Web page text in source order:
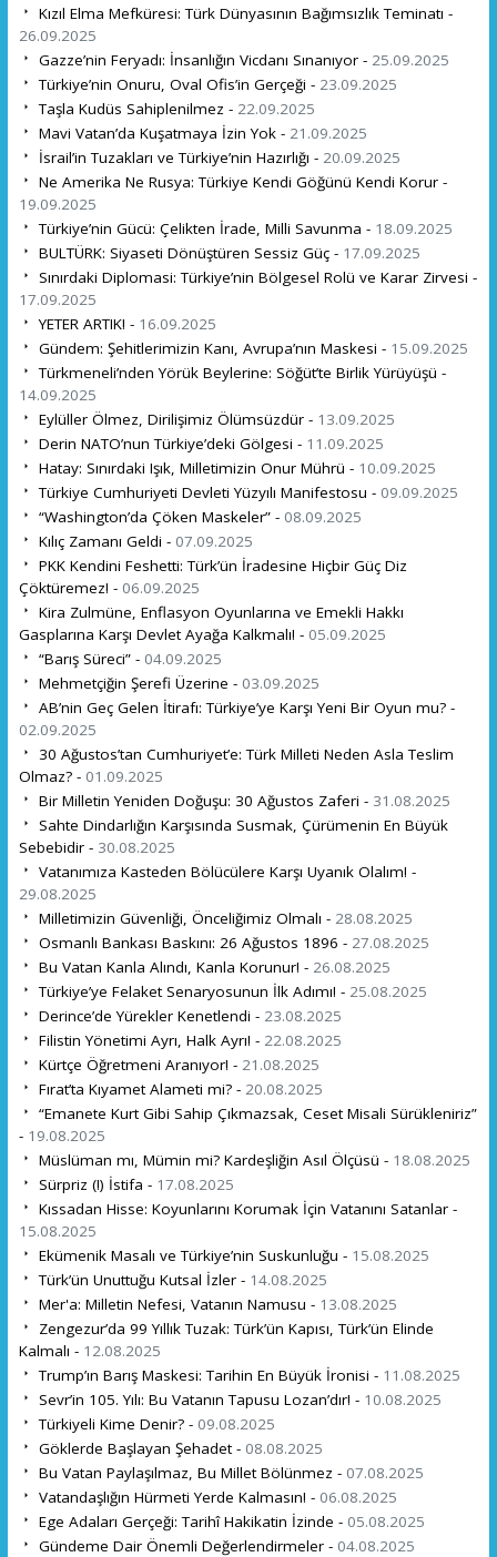
Kızıl Elma Mefküresi: Türk Dünyasının Bağımsızlık Teminatı -
26.09.2025
Gazze’nin Feryadı: İnsanlığın Vicdanı Sınanıyor - 25.09.2025
Türkiye’nin Onuru, Oval Ofis’in Gerçeği - 23.09.2025
Taşla Kudüs Sahiplenilmez - 22.09.2025
Mavi Vatan’da Kuşatmaya İzin Yok - 21.09.2025
İsrail’in Tuzakları ve Türkiye’nin Hazırlığı - 20.09.2025
Ne Amerika Ne Rusya: Türkiye Kendi Göğünü Kendi Korur -
19.09.2025
Türkiye’nin Gücü: Çelikten İrade, Milli Savunma - 18.09.2025
BULTÜRK: Siyaseti Dönüştüren Sessiz Güç - 17.09.2025
Sınırdaki Diplomasi: Türkiye’nin Bölgesel Rolü ve Karar Zirvesi -
17.09.2025
YETER ARTIK! - 16.09.2025
Gündem: Şehitlerimizin Kanı, Avrupa’nın Maskesi - 15.09.2025
Türkmeneli’nden Yörük Beylerine: Söğüt’te Birlik Yürüyüşü -
14.09.2025
Eylüller Ölmez, Dirilişimiz Ölümsüzdür - 13.09.2025
Derin NATO’nun Türkiye’deki Gölgesi - 11.09.2025
Hatay: Sınırdaki Işık, Milletimizin Onur Mührü - 10.09.2025
Türkiye Cumhuriyeti Devleti Yüzyılı Manifestosu - 09.09.2025
“Washington’da Çöken Maskeler” - 08.09.2025
Kılıç Zamanı Geldi - 07.09.2025
PKK Kendini Feshetti: Türk’ün İradesine Hiçbir Güç Diz
Çöktüremez! - 06.09.2025
Kira Zulmüne, Enflasyon Oyunlarına ve Emekli Hakkı
Gasplarına Karşı Devlet Ayağa Kalkmalı! - 05.09.2025
“Barış Süreci” - 04.09.2025
Mehmetçiğin Şerefi Üzerine - 03.09.2025
AB’nin Geç Gelen İtirafı: Türkiye’ye Karşı Yeni Bir Oyun mu? -
02.09.2025
30 Ağustos’tan Cumhuriyet’e: Türk Milleti Neden Asla Teslim
Olmaz? - 01.09.2025
Bir Milletin Yeniden Doğuşu: 30 Ağustos Zaferi - 31.08.2025
Sahte Dindarlığın Karşısında Susmak, Çürümenin En Büyük
Sebebidir - 30.08.2025
Vatanımıza Kasteden Bölücülere Karşı Uyanık Olalım! -
29.08.2025
Milletimizin Güvenliği, Önceliğimiz Olmalı - 28.08.2025
Osmanlı Bankası Baskını: 26 Ağustos 1896 - 27.08.2025
Bu Vatan Kanla Alındı, Kanla Korunur! - 26.08.2025
Türkiye’ye Felaket Senaryosunun İlk Adımı! - 25.08.2025
Derince’de Yürekler Kenetlendi - 23.08.2025
Filistin Yönetimi Ayrı, Halk Ayrı! - 22.08.2025
Kürtçe Öğretmeni Aranıyor! - 21.08.2025
Fırat’ta Kıyamet Alameti mi? - 20.08.2025
“Emanete Kurt Gibi Sahip Çıkmazsak, Ceset Misali Sürükleniriz”
- 19.08.2025
Müslüman mı, Mümin mi? Kardeşliğin Asıl Ölçüsü - 18.08.2025
Sürpriz (!) İstifa - 17.08.2025
Kıssadan Hisse: Koyunlarını Korumak İçin Vatanını Satanlar -
15.08.2025
Ekümenik Masalı ve Türkiye’nin Suskunluğu - 15.08.2025
Türk’ün Unuttuğu Kutsal İzler - 14.08.2025
Mer'a: Milletin Nefesi, Vatanın Namusu - 13.08.2025
Zengezur’da 99 Yıllık Tuzak: Türk’ün Kapısı, Türk’ün Elinde
Kalmalı - 12.08.2025
Trump’ın Barış Maskesi: Tarihin En Büyük İronisi - 11.08.2025
Sevr’in 105. Yılı: Bu Vatanın Tapusu Lozan’dır! - 10.08.2025
Türkiyeli Kime Denir? - 09.08.2025
Göklerde Başlayan Şehadet - 08.08.2025
Bu Vatan Paylaşılmaz, Bu Millet Bölünmez - 07.08.2025
Vatandaşlığın Hürmeti Yerde Kalmasın! - 06.08.2025
Ege Adaları Gerçeği: Tarihî Hakikatin İzinde - 05.08.2025
Gündeme Dair Önemli Değerlendirmeler - 04.08.2025